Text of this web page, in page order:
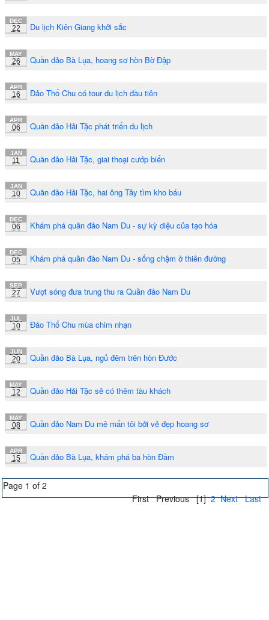
DEC
22 Du lịch Kiên Giang khởi sắc
MAY
26 Quần đảo Bà Lụa, hoang sơ hòn Bờ Đập
APR
16 Đảo Thổ Chu có tour du lịch đầu tiên
APR
06 Quần đảo Hải Tặc phát triển du lịch
JAN
11 Quần đảo Hải Tặc, giai thoại cướp biển
JAN
10 Quần đảo Hải Tặc, hai ông Tây tìm kho báu
DEC
06 Khám phá quần đảo Nam Du - sự kỳ diệu của tạo hóa
DEC
05 Khám phá quần đảo Nam Du - sống chậm ở thiên đường
SEP
27 Vượt sóng đưa trung thu ra Quần đảo Nam Du
JUL
10 Đảo Thổ Chu mùa chim nhạn
JUN
20 Quần đảo Bà Lụa, ngủ đêm trên hòn Đước
MAY
12 Quần đảo Hải Tặc sẽ có thêm tàu khách
MAY
08 Quần đảo Nam Du mê mẩn tôi bởi vẻ đẹp hoang sơ
APR
15 Quần đảo Bà Lụa, khám phá ba hòn Đầm
Page 1 of 2
First Previous [1] 2 Next Last